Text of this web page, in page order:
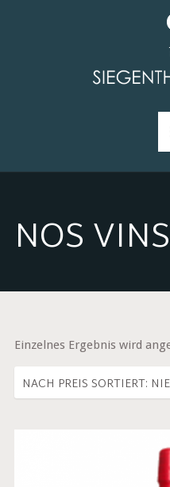
NOS VINS
Einzelnes Ergebnis wird